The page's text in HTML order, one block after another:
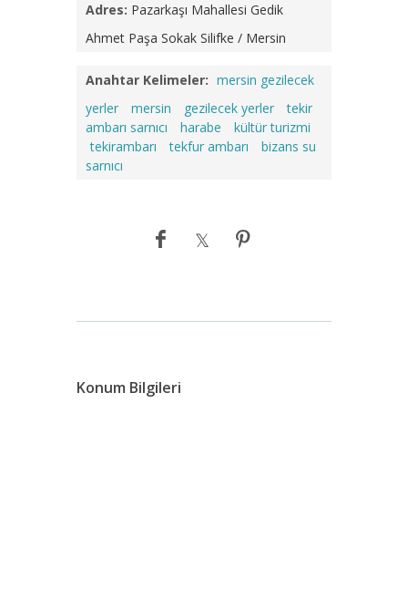
Adres: Pazarkaşı Mahallesi Gedik
Ahmet Paşa Sokak Silifke / Mersin
Anahtar Kelimeler: mersin gezilecek
yerler
mersin gezilecek yerler
tekir
ambarı sarnıcı
harabe
kültür turizmi
tekirambarı
tekfur ambarı
bizans su
sarnıcı
Konum Bilgileri